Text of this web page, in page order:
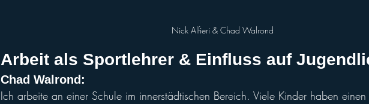
Nick Alfieri & Chad Walrond
Arbeit als Sportlehrer & Einfluss auf Jugendli
Chad Walrond:
Ich arbeite an einer Schule im innerstädtischen Bereich. Viele Kinder haben